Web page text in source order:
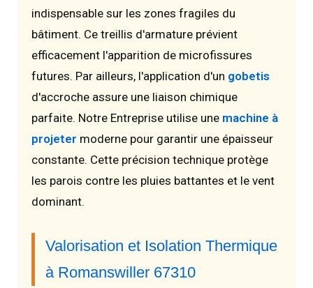
indispensable sur les zones fragiles du
bâtiment. Ce treillis d'armature prévient
efficacement l'apparition de microfissures
futures. Par ailleurs, l'application d'un gobetis
d'accroche assure une liaison chimique
parfaite. Notre Entreprise utilise une machine à
projeter moderne pour garantir une épaisseur
constante. Cette précision technique protège
les parois contre les pluies battantes et le vent
dominant.
Valorisation et Isolation Thermique
à Romanswiller 67310